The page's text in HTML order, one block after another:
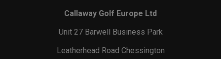
Callaway Golf Europe Ltd
Unit 27 Barwell Business Park
Leatherhead Road Chessington